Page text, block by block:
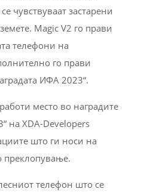
чувствуваат застарени
Magic V2 го прави
телефони на
го прави
ИФА 2023“.
место во наградите
на XDA-Developers
што ги носи на
преклопување.
телефон што се